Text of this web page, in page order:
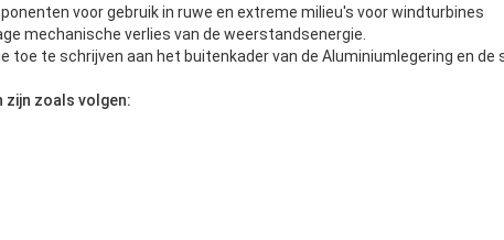
voor gebruik in ruwe en extreme milieu's voor windturbines
mechanische verlies van de weerstandsenergie.
toe te schrijven aan het buitenkader van de Aluminiumlegering en
zijn zoals volgen: